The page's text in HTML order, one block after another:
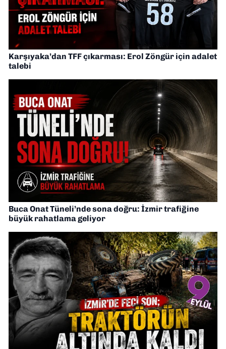
Karşıyaka’dan TFF çıkarması: Erol Zöngür için adalet
talebi
Buca Onat Tüneli’nde sona doğru: İzmir trafiğine
büyük rahatlama geliyor